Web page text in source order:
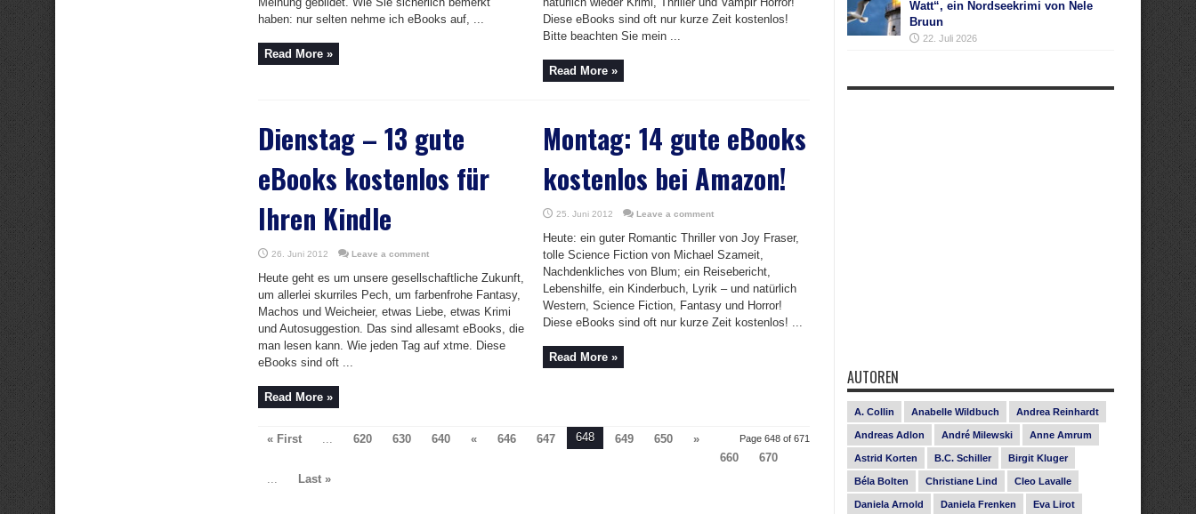
haben: nur selten nehme ich eBooks auf, ...
Read More »
Diese eBooks sind oft nur kurze Zeit kostenlos!
Bitte beachten Sie mein ...
Read More »
Dienstag – 13 gute
eBooks kostenlos für
Ihren Kindle
26. Juni 2012 Leave a comment
Heute geht es um unsere gesellschaftliche Zukunft,
um allerlei skurriles Pech, um farbenfrohe Fantasy,
Machos und Weicheier, etwas Liebe, etwas Krimi
und Autosuggestion. Das sind allesamt eBooks, die
man lesen kann. Wie jeden Tag auf xtme. Diese
eBooks sind oft ...
Read More »
Montag: 14 gute eBooks
kostenlos bei Amazon!
25. Juni 2012 Leave a comment
Heute: ein guter Romantic Thriller von Joy Fraser,
tolle Science Fiction von Michael Szameit,
Nachdenkliches von Blum; ein Reisebericht,
Lebenshilfe, ein Kinderbuch, Lyrik – und natürlich
Western, Science Fiction, Fantasy und Horror!
Diese eBooks sind oft nur kurze Zeit kostenlos! ...
Read More »
Page 648 of 671
« First ... 620 630 640 « 646 647 648 649 650
»
660
670
...
Last »
Watt“, ein Nordseekrimi von Nele
Bruun
22. Juli 2026
AUTOREN
A. Collin Anabelle Wildbuch Andrea Reinhardt
Andreas Adlon André Milewski Anne Amrum
Astrid Korten B.C. Schiller Birgit Kluger
Béla Bolten Christiane Lind Cleo Lavalle
Daniela Arnold Daniela Frenken Eva Lirot